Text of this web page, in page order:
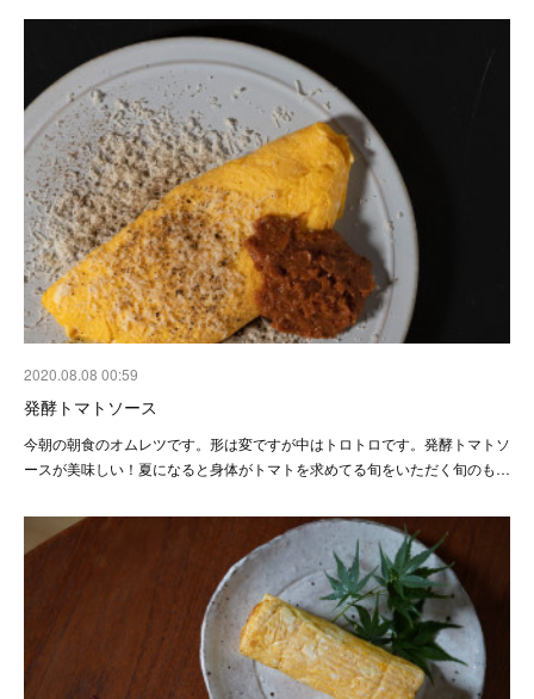
2020.08.08 00:59
発酵トマトソース
今朝の朝食のオムレツです。形は変ですが中はトロトロです。発酵トマトソ
ースが美味しい！夏になると身体がトマトを求めてる旬をいただく旬のも…